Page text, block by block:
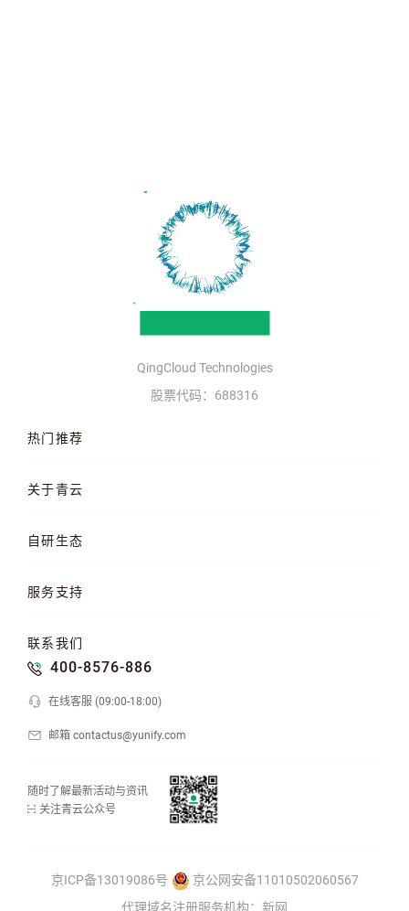
QingCloud Technologies
股票代码：688316
热门推荐
QKE 容器引擎
关于青云
品牌理念
自研生态
云易捷
服务支持
API 中心
随时了解最新活动与资讯
关注青云公众号
联系我们
400-8576-886
在线客服 (09:00-18:00)
邮箱 contactus@yunify.com
京ICP备13019086号
京公网安备11010502060567
代理域名注册服务机构：新网